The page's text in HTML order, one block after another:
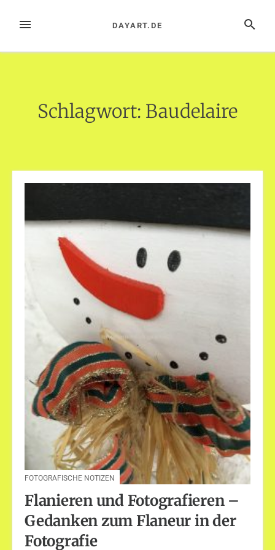
InhaltMENÜ SUCHE
DAYART.DE
Schlagwort: Baudelaire
FOTOGRAFISCHE NOTIZEN
Flanieren und Fotografieren –
Gedanken zum Flaneur in der
Fotografie